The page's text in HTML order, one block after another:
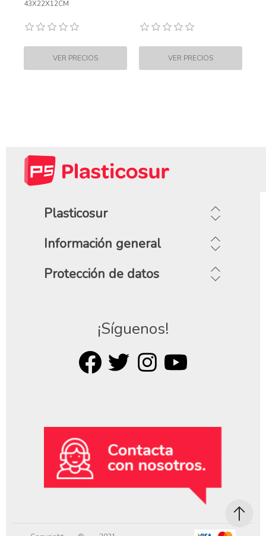
43X22X12CM
Plasticosur
Información general
Protección de datos
¡Síguenos!